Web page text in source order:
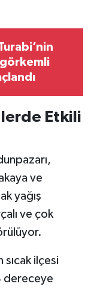
Etkili
ve
yağış
ve çok
ilçesi
dereceye